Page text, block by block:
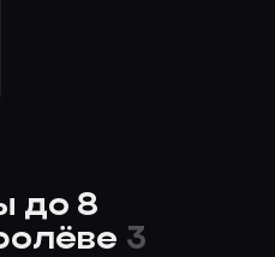
до 8
3